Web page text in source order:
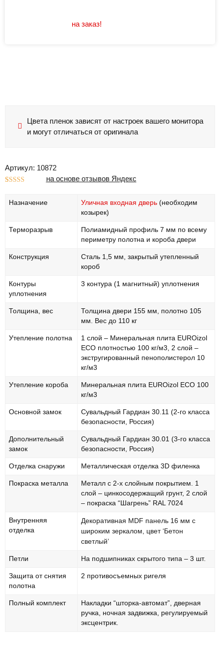
Артикул: 10872
основе
на основе отзывов Яндекс
Назначение Уличная входная дверь (необходим
козырек)
Терморазрыв
Полиамидный профиль 7 мм по всему
периметру полотна и короба двери
Конструкция
Сталь 1,5 мм, закрытый утепленный
короб
Контуры
уплотнения
3 контура (1 магнитный) уплотнения
Толщина, вес
Толщина двери 155 мм, полотно 105
мм. Вес до 110 кг
Утепление полотна
1 слой – Минеральная плита EUROizol
ECO плотностью 100 кг/м3, 2 слой –
экстругированный пенополистерол 10
кг/м3
Утепление короба
Минеральная плита EUROizol ECO 100
кг/м3
Основной замок
Сувальдный Гардиан 30.11 (2-го класса
безопасности, Россия)
Дополнительный
замок
Сувальдный Гардиан 30.01 (3-го класса
безопасности, Россия)
Отделка снаружи Металлическая отделка 3D филенка
Покраска металла
Металл с 2-х слойным покрытием. 1
слой – цинкосодержащий грунт, 2 слой
– покраска “Шагрень” RAL 7024
Внутренняя
отделка
Декоративная MDF панель 16 мм с
широким зеркалом, цвет ‘Бетон
светлый’
Петли На подшипниках скрытого типа – 3 шт.
Защита от снятия
полотна
2 противосъемных ригеля
Полный комплект
Накладки “шторка-автомат”, дверная
ручка, ночная задвижка, регулируемый
эксцентрик.
на заказ!
Цвета пленок зависят от настроек вашего монитора
и могут отличаться от оригинала